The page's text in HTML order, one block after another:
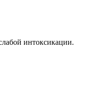
интоксикации.